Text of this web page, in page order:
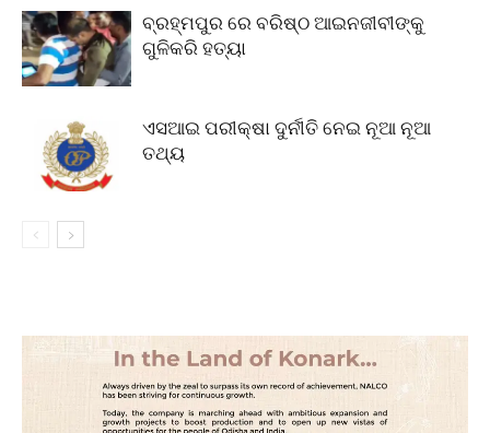
ବ୍ରହ୍ମପୁର ରେ ବରିଷ୍ଠ ଆଇନଜୀବୀଙ୍କୁ
ଗୁଳିକରି ହତ୍ୟା
ଏସଆଇ ପରୀକ୍ଷା ଦୁର୍ନୀତି ନେଇ ନୂଆ ନୂଆ
ତଥ୍ୟ